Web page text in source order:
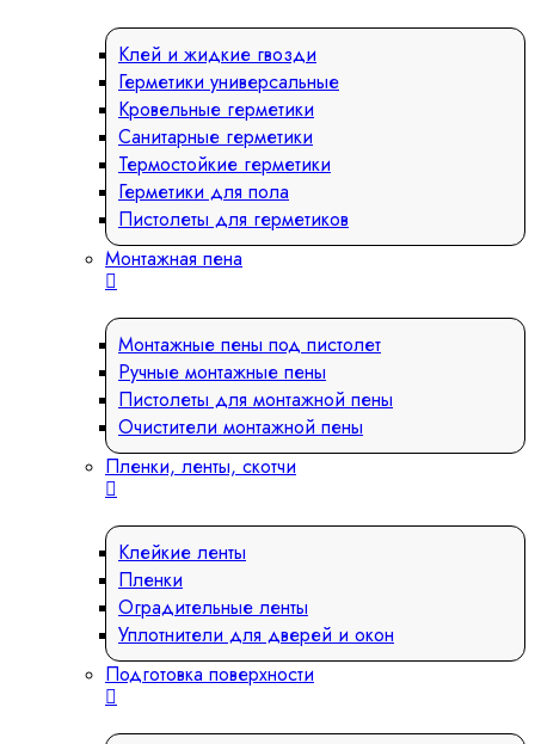
Клей и жидкие гвозди
Герметики универсальные
Кровельные герметики
Санитарные герметики
Термостойкие герметики
Герметики для пола
Пистолеты для герметиков
Монтажная пена
Монтажные пены под пистолет
Ручные монтажные пены
Пистолеты для монтажной пены
Очистители монтажной пены
Пленки, ленты, скотчи
Клейкие ленты
Пленки
Оградительные ленты
Уплотнители для дверей и окон
Подготовка поверхности